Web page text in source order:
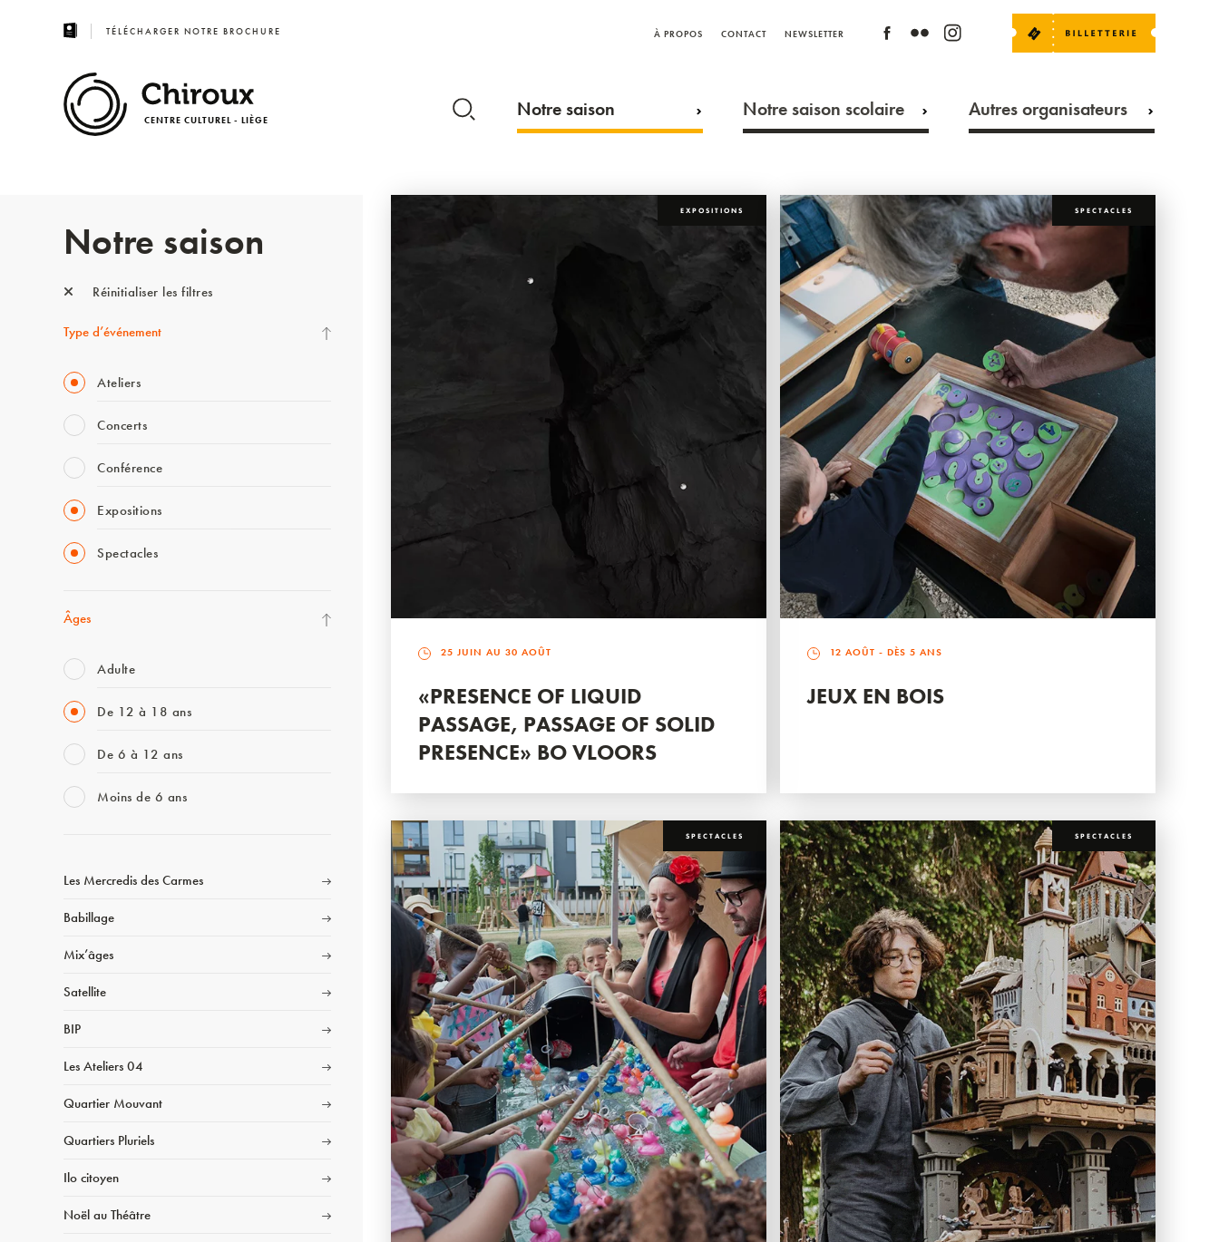
TÉLÉCHARGER NOTRE BROCHURE À PROPOS CONTACT NEWSLETTER
CENTRE CULTUREL - LIÈGE Notre saison Notre saison scolaire Autres organisateurs
Notre saison
Réinitialiser les filtres
Type d’événement
Ateliers
Concerts
Conférence
Expositions
Spectacles
Âges
Adulte
De 12 à 18 ans
De 6 à 12 ans
Moins de 6 ans
Les Mercredis des Carmes
Babillage
Mix’âges
Satellite
BIP
Les Ateliers 04
Quartier Mouvant
Quartiers Pluriels
Ilo citoyen
Noël au Théâtre
EXPOSITIONS
25 JUIN AU 30 AOÛT
«PRESENCE OF LIQUID
PASSAGE, PASSAGE OF SOLID
PRESENCE» BO VLOORS
SPECTACLES
12 AOÛT - DÈS 5 ANS
JEUX EN BOIS
SPECTACLES SPECTACLES